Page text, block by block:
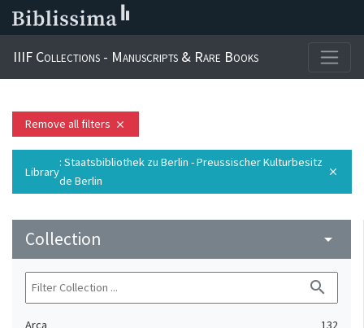
IIIF Collections - Manuscripts & Rare Books
Remove all filters close
Library
: Staatsbibliothek zu Berlin - Preussischer Kulturbesitz
de Berlin
close
Collection arrow_drop_down
search
Arca 132